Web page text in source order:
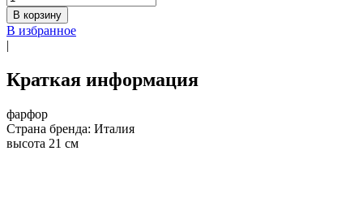
В корзину
В избранное
|
Краткая информация
фарфор
Страна бренда: Италия
высота 21 см